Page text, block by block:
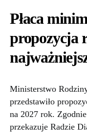
Płaca
propozycja
Ministerstwo
przedstawiło
na 2027 rok.
przekazuje Radzie